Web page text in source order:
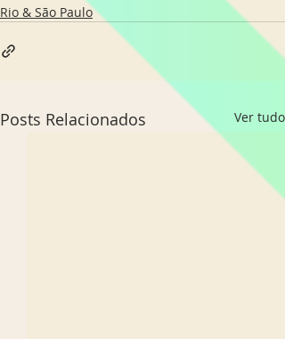
Rio & São Paulo
Posts Relacionados Ver tudo